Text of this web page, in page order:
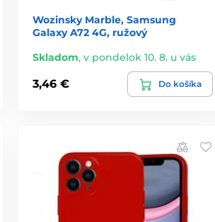
Wozinsky Marble, Samsung
Galaxy A72 4G, ružový
Skladom, v pondelok 10. 8. u vás
3,46 € Do košíka